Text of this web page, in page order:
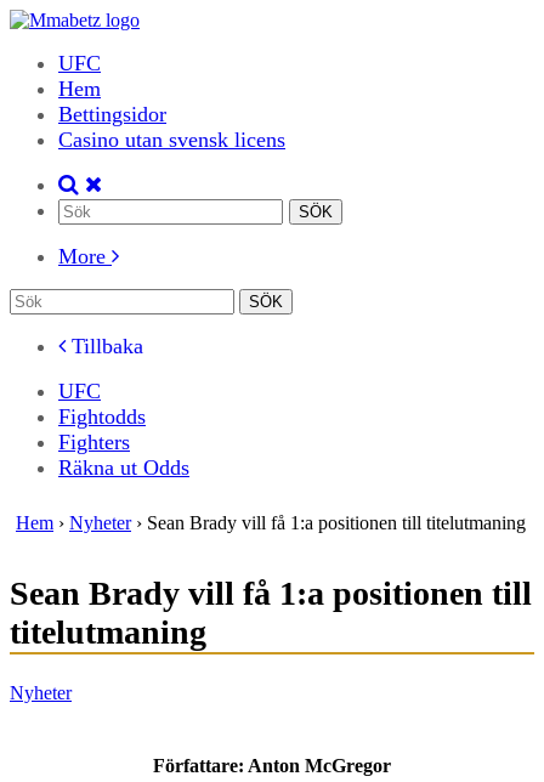
UFC
Hem
Bettingsidor
Casino utan svensk licens
More
Tillbaka
UFC
Fightodds
Fighters
Räkna ut Odds
Hem › Nyheter› Sean Brady vill få 1:a positionen till titelutmaning
Sean Brady vill få 1:a positionen till
titelutmaning
Nyheter
Författare: Anton McGregor